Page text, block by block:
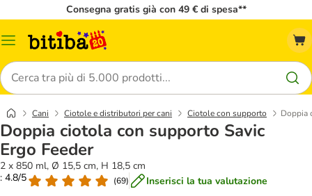
Consegna gratis già con 49 € di spesa**
Overview
Cerca
Cani Ciotole e distributori per cani Ciotole con supporto Doppia
Doppia ciotola con supporto Savic
Ergo Feeder
2 x 850 ml, Ø 15,5 cm, H 18,5 cm
: 4.8/5
(69) Inserisci la tua valutazione